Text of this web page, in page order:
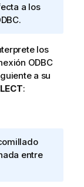
a los
.
los
ODBC
a su
:
entre